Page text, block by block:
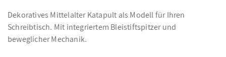
Dekoratives Mittelalter Katapult als Modell für Ihren
Schreibtisch. Mit integriertem Bleistiftspitzer und
beweglicher Mechanik.